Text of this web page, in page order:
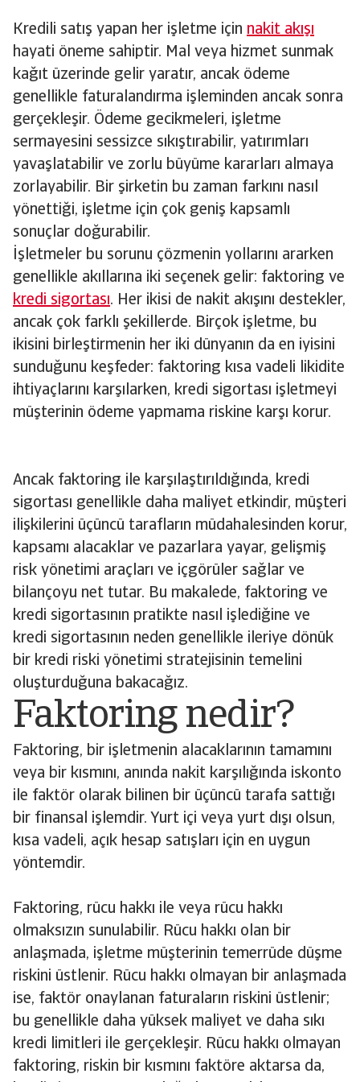
Kredili satış yapan her işletme için nakit akışı
hayati öneme sahiptir. Mal veya hizmet sunmak
kağıt üzerinde gelir yaratır, ancak ödeme
genellikle faturalandırma işleminden ancak sonra
gerçekleşir. Ödeme gecikmeleri, işletme
sermayesini sessizce sıkıştırabilir, yatırımları
yavaşlatabilir ve zorlu büyüme kararları almaya
zorlayabilir. Bir şirketin bu zaman farkını nasıl
yönettiği, işletme için çok geniş kapsamlı
sonuçlar doğurabilir.
İşletmeler bu sorunu çözmenin yollarını ararken
genellikle akıllarına iki seçenek gelir: faktoring ve
kredi sigortası. Her ikisi de nakit akışını destekler,
ancak çok farklı şekillerde. Birçok işletme, bu
ikisini birleştirmenin her iki dünyanın da en iyisini
sunduğunu keşfeder: faktoring kısa vadeli likidite
ihtiyaçlarını karşılarken, kredi sigortası işletmeyi
müşterinin ödeme yapmama riskine karşı korur.
Ancak faktoring ile karşılaştırıldığında, kredi
sigortası genellikle daha maliyet etkindir, müşteri
ilişkilerini üçüncü tarafların müdahalesinden korur,
kapsamı alacaklar ve pazarlara yayar, gelişmiş
risk yönetimi araçları ve içgörüler sağlar ve
bilançoyu net tutar. Bu makalede, faktoring ve
kredi sigortasının pratikte nasıl işlediğine ve
kredi sigortasının neden genellikle ileriye dönük
bir kredi riski yönetimi stratejisinin temelini
oluşturduğuna bakacağız.
Faktoring nedir?
Faktoring, bir işletmenin alacaklarının tamamını
veya bir kısmını, anında nakit karşılığında iskonto
ile faktör olarak bilinen bir üçüncü tarafa sattığı
bir finansal işlemdir. Yurt içi veya yurt dışı olsun,
kısa vadeli, açık hesap satışları için en uygun
yöntemdir.
Faktoring, rücu hakkı ile veya rücu hakkı
olmaksızın sunulabilir. Rücu hakkı olan bir
anlaşmada, işletme müşterinin temerrüde düşme
riskini üstlenir. Rücu hakkı olmayan bir anlaşmada
ise, faktör onaylanan faturaların riskini üstlenir;
bu genellikle daha yüksek maliyet ve daha sıkı
kredi limitleri ile gerçekleşir. Rücu hakkı olmayan
faktoring, riskin bir kısmını faktöre aktarsa da,